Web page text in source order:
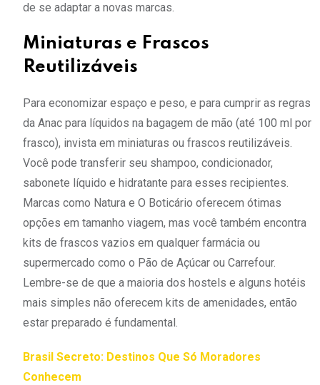
de se adaptar a novas marcas.
Miniaturas e Frascos
Reutilizáveis
Para economizar espaço e peso, e para cumprir as regras
da Anac para líquidos na bagagem de mão (até 100 ml por
frasco), invista em miniaturas ou frascos reutilizáveis.
Você pode transferir seu shampoo, condicionador,
sabonete líquido e hidratante para esses recipientes.
Marcas como Natura e O Boticário oferecem ótimas
opções em tamanho viagem, mas você também encontra
kits de frascos vazios em qualquer farmácia ou
supermercado como o Pão de Açúcar ou Carrefour.
Lembre-se de que a maioria dos hostels e alguns hotéis
mais simples não oferecem kits de amenidades, então
estar preparado é fundamental.
Brasil Secreto: Destinos Que Só Moradores
Conhecem